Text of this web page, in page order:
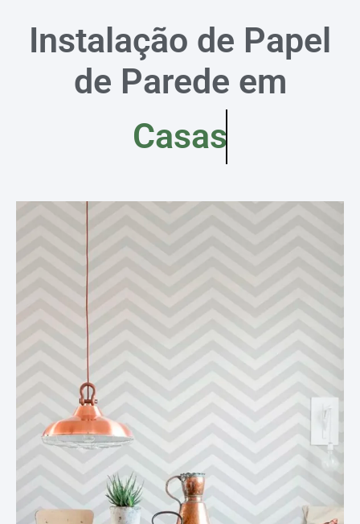
Instalação de Papel
de Parede em
Casas